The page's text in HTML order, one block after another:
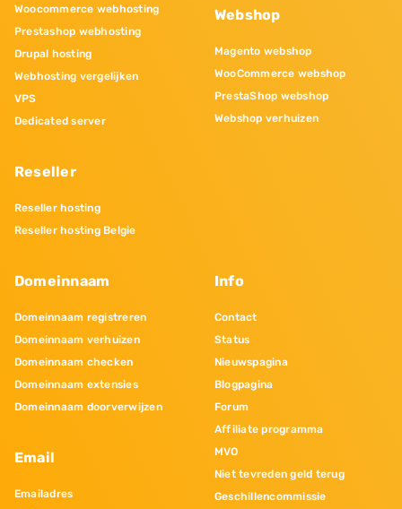
Woocommerce webhosting
Prestashop webhosting
Drupal hosting
Webhosting vergelijken
VPS
Dedicated server
Reseller
Reseller hosting
Reseller hosting Belgie
Webshop
Magento webshop
WooCommerce webshop
PrestaShop webshop
Webshop verhuizen
Domeinnaam
Domeinnaam registreren
Domeinnaam verhuizen
Domeinnaam checken
Domeinnaam extensies
Domeinnaam doorverwijzen
Email
Emailadres
Info
Contact
Status
Nieuwspagina
Blogpagina
Forum
Affiliate programma
MVO
Niet tevreden geld terug
Geschillencommissie